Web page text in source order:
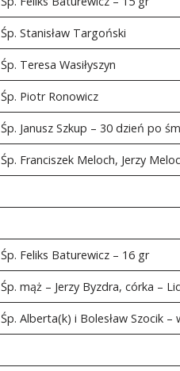
Śp. Stanisław Targoński
Śp. Teresa Wasiłyszyn
Śp. Piotr Ronowicz
Śp. Janusz Szkup – 30 dzień po
Śp. Franciszek Meloch, Jerzy
Śp. Feliks Baturewicz – 16 gr
Śp. mąż – Jerzy Byzdra, córka –
Śp. Alberta(k) i Bolesław Szocik